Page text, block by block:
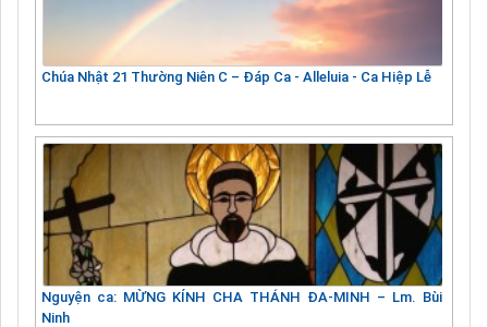
Chúa Nhật 21 Thường Niên C – Đáp Ca - Alleluia - Ca Hiệp Lễ
Nguyện ca: MỪNG KÍNH CHA THÁNH ĐA-MINH – Lm. Bùi
Ninh